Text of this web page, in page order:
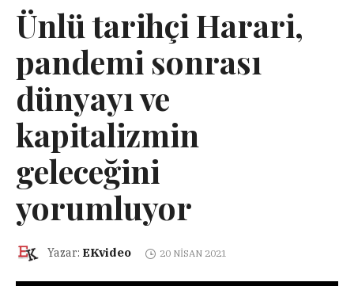
Ünlü tarihçi Harari,
pandemi sonrası
dünyayı ve
kapitalizmin
geleceğini
yorumluyor
Yazar: EKvideo 20 NISAN 2021